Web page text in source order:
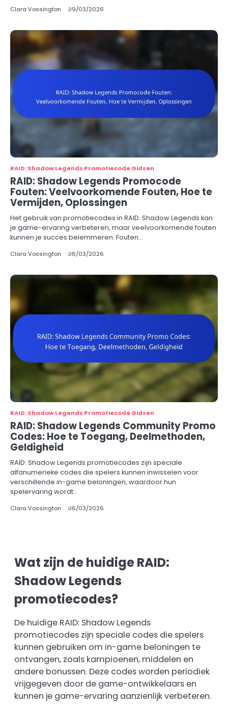
Clara Vossington 09/03/2026
RAID: Shadow Legends Promotiecode Gidsen
RAID: Shadow Legends Promocode
Fouten: Veelvoorkomende Fouten, Hoe te
Vermijden, Oplossingen
Het gebruik van promotiecodes in RAID: Shadow Legends kan
je game-ervaring verbeteren, maar veelvoorkomende fouten
kunnen je succes belemmeren. Fouten…
Clara Vossington 06/03/2026
RAID: Shadow Legends Promotiecode Gidsen
RAID: Shadow Legends Community Promo
Codes: Hoe te Toegang, Deelmethoden,
Geldigheid
RAID: Shadow Legends promotiecodes zijn speciale
alfanumerieke codes die spelers kunnen inwisselen voor
verschillende in-game beloningen, waardoor hun
spelervaring wordt…
Clara Vossington 06/03/2026
Wat zijn de huidige RAID:
Shadow Legends
promotiecodes?
De huidige RAID: Shadow Legends
promotiecodes zijn speciale codes die spelers
kunnen gebruiken om in-game beloningen te
ontvangen, zoals kampioenen, middelen en
andere bonussen. Deze codes worden periodiek
vrijgegeven door de game-ontwikkelaars en
kunnen je game-ervaring aanzienlijk verbeteren.